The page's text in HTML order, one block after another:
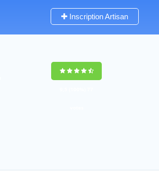
Inscription Artisan